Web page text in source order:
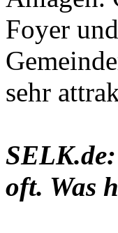
Foyer
sehr
oft. Was